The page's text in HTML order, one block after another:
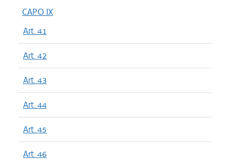
CAPO IX
Art. 41
Art. 42
Art. 43
Art. 44
Art. 45
Art. 46